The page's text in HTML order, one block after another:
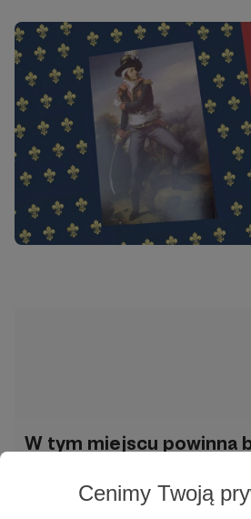
Cenimy Twoją
W tym miejscu powinna
Aby zobaczyć treść musisz